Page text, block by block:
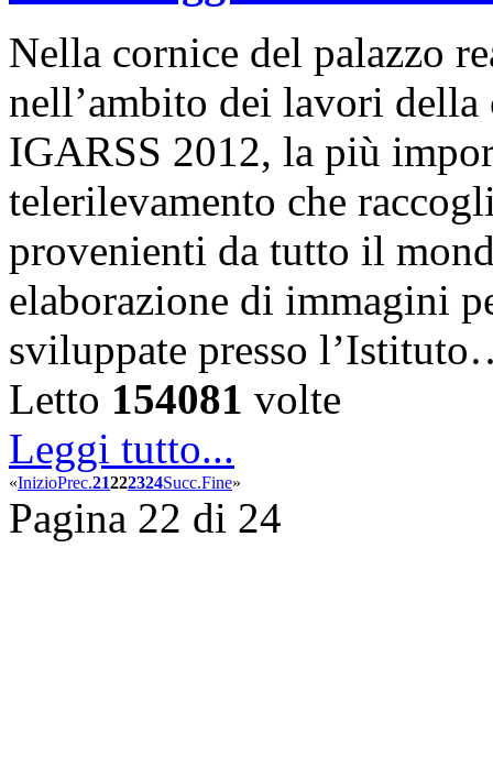
Nella cornice del palazzo
nell’ambito dei lavori della
IGARSS 2012, la più
telerilevamento che
provenienti da tutto il
elaborazione di immagini
sviluppate presso
Letto 154081 volte
Leggi tutto...
«InizioPrec.21222324Succ.Fine»
Pagina 22 di 24